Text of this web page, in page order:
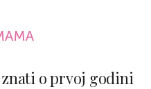
o prvoj godini